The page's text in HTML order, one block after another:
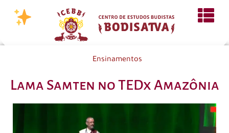
Ensinamentos
Lama Samten no TEDx Amazônia